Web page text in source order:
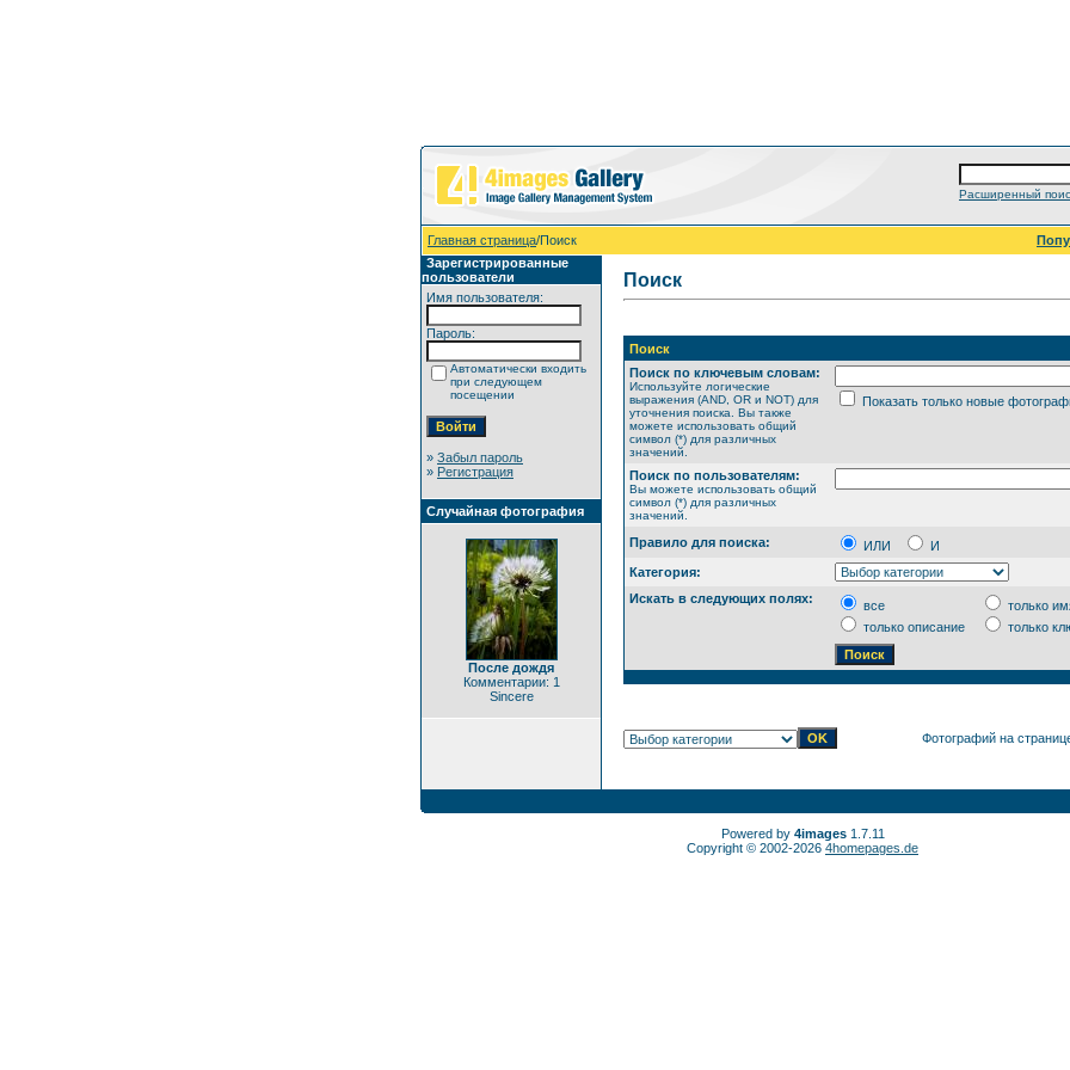
Расширенный
Главная страница/Поиск
Зарегистрированные
пользователи
Имя пользователя:
Пароль:
Автоматически входить
при следующем
посещении
» Забыл пароль
» Регистрация
Случайная фотография
После дождя
Комментарии: 1
Sincere
Поиск
Поиск
Поиск по ключевым словам:
Используйте логические
выражения (AND, OR и NOT) для
уточнения поиска. Вы также
можете использовать общий
символ (*) для различных
значений.
Показать только новые
Поиск по пользователям:
Вы можете использовать общий
символ (*) для различных
значений.
Правило для поиска: ИЛИ
И
Категория:
Искать в следующих полях:
все
только
только описание
только
Фотографий на
Powered by 4images1.7.11
Copyright © 2002-2026 4homepages.de